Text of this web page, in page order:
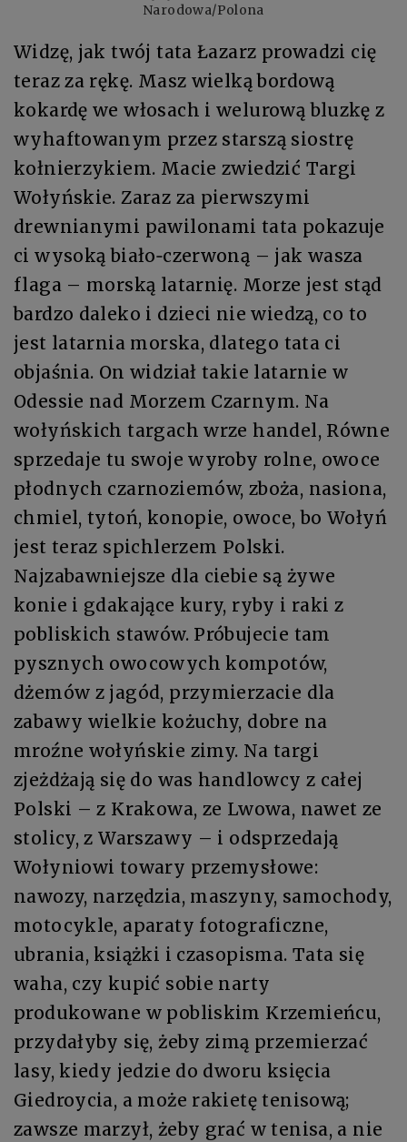
Narodowa/Polona
Widzę, jak twój tata Łazarz prowadzi cię
teraz za rękę. Masz wielką bordową
kokardę we włosach i welurową bluzkę z
wyhaftowanym przez starszą siostrę
kołnierzykiem. Macie zwiedzić Targi
Wołyńskie. Zaraz za pierwszymi
drewnianymi pawilonami tata pokazuje
ci wysoką biało‑czerwoną – jak wasza
flaga – morską latarnię. Morze jest stąd
bardzo daleko i dzieci nie wiedzą, co to
jest latarnia morska, dlatego tata ci
objaśnia. On widział takie latarnie w
Odessie nad Morzem Czarnym. Na
wołyńskich targach wrze handel, Równe
sprzedaje tu swoje wyroby rolne, owoce
płodnych czarnoziemów, zboża, nasiona,
chmiel, tytoń, konopie, owoce, bo Wołyń
jest teraz spichlerzem Polski.
Najzabawniejsze dla ciebie są żywe
konie i gdakające kury, ryby i raki z
pobliskich stawów. Próbujecie tam
pysznych owocowych kompotów,
dżemów z jagód, przymierzacie dla
zabawy wielkie kożuchy, dobre na
mroźne wołyńskie zimy. Na targi
zjeżdżają się do was handlowcy z całej
Polski – z Krakowa, ze Lwowa, nawet ze
stolicy, z Warszawy – i odsprzedają
Wołyniowi towary przemysłowe:
nawozy, narzędzia, maszyny, samochody,
motocykle, aparaty fotograficzne,
ubrania, książki i czasopisma. Tata się
waha, czy kupić sobie narty
produkowane w pobliskim Krzemieńcu,
przydałyby się, żeby zimą przemierzać
lasy, kiedy jedzie do dworu księcia
Giedroycia, a może rakietę tenisową;
zawsze marzył, żeby grać w tenisa, a nie